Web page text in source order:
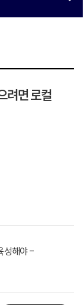
려면 로컬
성해야-